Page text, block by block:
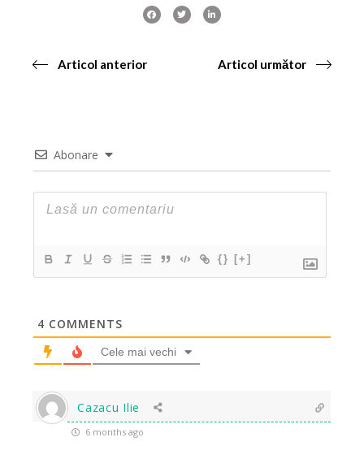
Articol anterior Articol următor
Abonare
{} [+]
4 COMMENTS
Cele mai vechi
Cazacu Ilie
6 months ago